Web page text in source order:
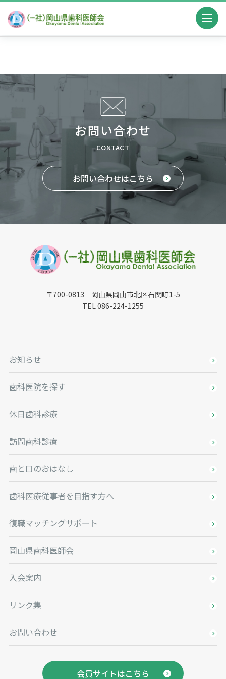
TOP>復職マッチングサポート>求人情報>岡山市南区
お問い合わせ
CONTACT
お問い合わせはこちら
〒700-0813 岡山県岡山市北区石関町1-5
TEL 086-224-1255
お知らせ
歯科医院を探す
休日歯科診療
訪問歯科診療
歯と口のおはなし
歯科医療従事者を目指す方へ
復職マッチングサポート
岡山県歯科医師会
入会案内
リンク集
お問い合わせ
会員サイトはこちら